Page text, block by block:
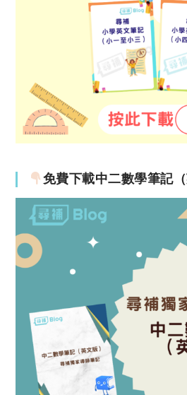
免費下載中二數學筆記（